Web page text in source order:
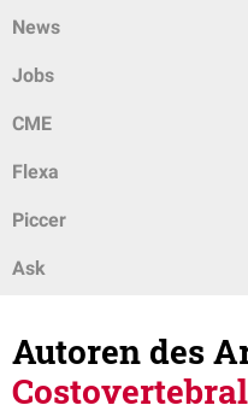
News
Jobs
CME
Flexa
Piccer
Ask
Autoren des
Costovertebral